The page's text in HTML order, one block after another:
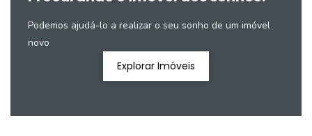
Podemos ajudá-lo a realizar o seu sonho de um imóvel
novo
Explorar Imóveis